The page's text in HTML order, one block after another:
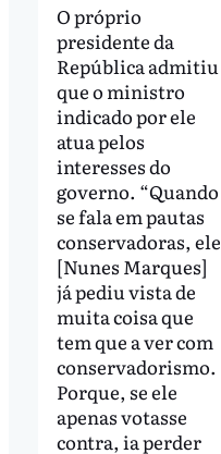
O próprio
presidente da
República admitiu
que o ministro
indicado por ele
atua pelos
interesses do
governo. “Quando
se fala em pautas
conservadoras, ele
[Nunes Marques]
já pediu vista de
muita coisa que
tem que a ver com
conservadorismo.
Porque, se ele
apenas votasse
contra, ia perder